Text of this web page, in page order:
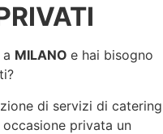
a MILANO e hai bisogno
di servizi di catering
privata un